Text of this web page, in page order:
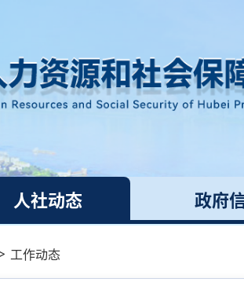
人社动态 政府
工作动态